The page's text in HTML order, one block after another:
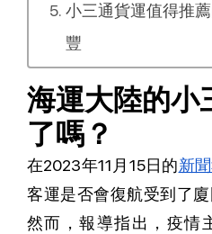
小三通貨運值得推
豐
海運大陸的小
了嗎？
在2023年11月15日的新
客運是否會復航受到了廈
然而，報導指出，疫情